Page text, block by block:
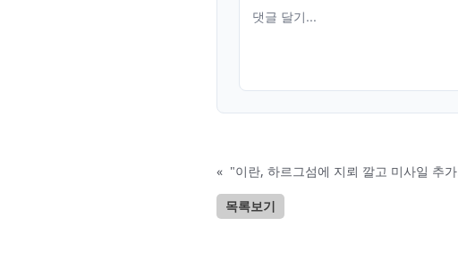
« "이란, 하르그섬에 지뢰 깔고 미사일 추
목록보기